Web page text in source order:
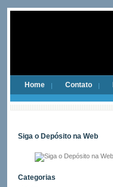
Home Contato
Siga o Depósito na Web
Categorias